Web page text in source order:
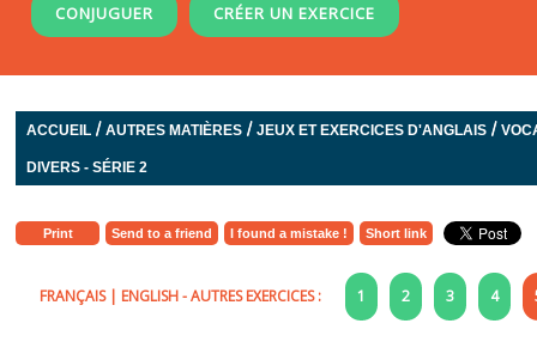
CONJUGUER CRÉER UN EXERCICE
ACCUEIL/ AUTRES MATIÈRES/ JEUX ET EXERCICES D'ANGLAIS/
DIVERS - SÉRIE 2
Print Send to a friend I found a mistake ! Short link
FRANÇAIS| ENGLISH- AUTRES EXERCICES : 1 2 3 4